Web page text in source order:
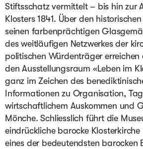
Stiftsschatz vermittelt – bis hin zur
Klosters 1841. Über den
seinen farbenprächtigen
des weitläufigen Netzwerkes der
politischen Würdenträger erreichen
den Ausstellungsraum «Leben im
ganz im Zeichen des
Informationen zu Organisation,
wirtschaftlichem Auskommen und
Mönche. Schliesslich führt die
eindrückliche barocke Klosterkirche
eines der bedeutendsten barocken